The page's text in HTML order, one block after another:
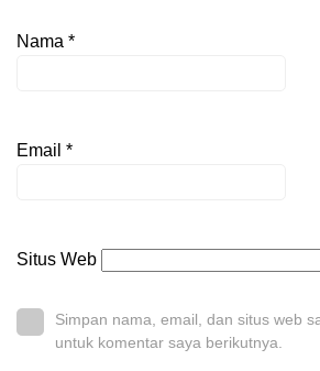
Nama *
Email *
Situs Web
Simpan nama, email, dan situs web
untuk komentar saya berikutnya.